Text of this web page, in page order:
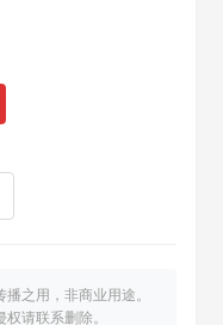
之用，非商业用途。
请联系删除。